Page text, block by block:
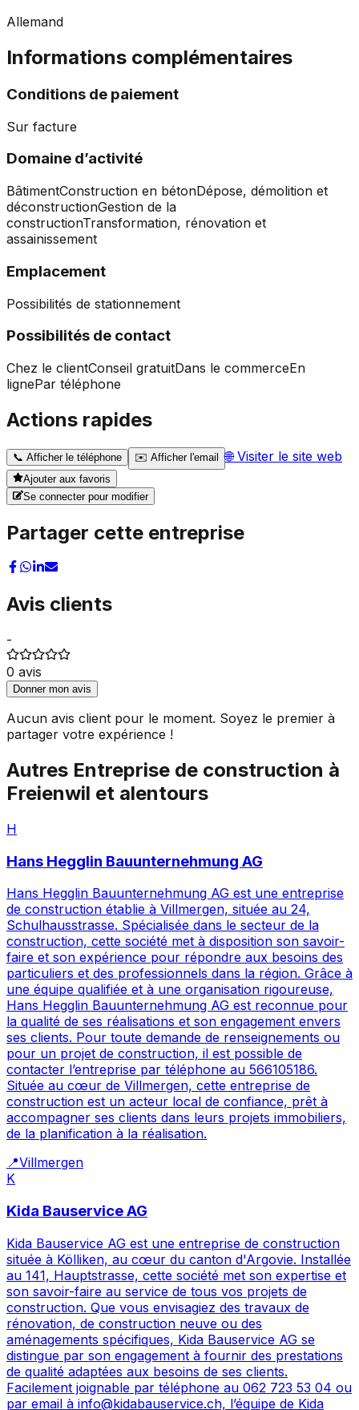
Allemand
Informations complémentaires
Conditions de paiement
Sur facture
Domaine d’activité
BâtimentConstruction en bétonDépose, démolition et
déconstructionGestion de la
constructionTransformation, rénovation et
assainissement
Emplacement
Possibilités de stationnement
Possibilités de contact
Chez le clientConseil gratuitDans le commerceEn
lignePar téléphone
Actions rapides
📞 Afficher le téléphone ✉️ Afficher l'email 🌐Visiter le site web
Ajouter aux favoris
Se connecter pour modifier
Partager cette entreprise
Avis clients
-
0 avis
Donner mon avis
Aucun avis client pour le moment. Soyez le premier à
partager votre expérience !
Autres Entreprise de construction à
Freienwil et alentours
H
Hans Hegglin Bauunternehmung AG
Hans Hegglin Bauunternehmung AG est une entreprise
de construction établie à Villmergen, située au 24,
Schulhausstrasse. Spécialisée dans le secteur de la
construction, cette société met à disposition son savoir-
faire et son expérience pour répondre aux besoins des
particuliers et des professionnels dans la région. Grâce à
une équipe qualifiée et à une organisation rigoureuse,
Hans Hegglin Bauunternehmung AG est reconnue pour
la qualité de ses réalisations et son engagement envers
ses clients. Pour toute demande de renseignements ou
pour un projet de construction, il est possible de
contacter l’entreprise par téléphone au 566105186.
Située au cœur de Villmergen, cette entreprise de
construction est un acteur local de confiance, prêt à
accompagner ses clients dans leurs projets immobiliers,
de la planification à la réalisation.
📍Villmergen
K
Kida Bauservice AG
Kida Bauservice AG est une entreprise de construction
située à Kölliken, au cœur du canton d'Argovie. Installée
au 141, Hauptstrasse, cette société met son expertise et
son savoir-faire au service de tous vos projets de
construction. Que vous envisagiez des travaux de
rénovation, de construction neuve ou des
aménagements spécifiques, Kida Bauservice AG se
distingue par son engagement à fournir des prestations
de qualité adaptées aux besoins de ses clients.
Facilement joignable par téléphone au 062 723 53 04 ou
par email à info@kidabauservice.ch, l’équipe de Kida